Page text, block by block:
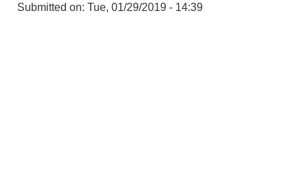
Submitted on: Tue, 01/29/2019 - 14:39